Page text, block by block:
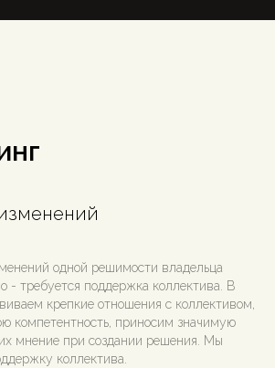
одной решимости владельца
- требуется поддержка коллектива. В
крепкие отношения с коллективом,
компетентность, приносим значимую
мнение при создании решения. Мы
коллектива.